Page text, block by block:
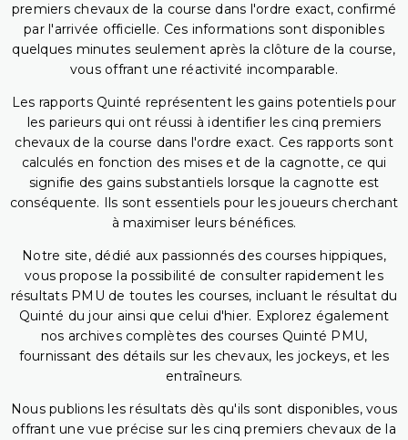
premiers chevaux de la course dans l'ordre exact, confirmé
par l'arrivée officielle. Ces informations sont disponibles
quelques minutes seulement après la clôture de la course,
vous offrant une réactivité incomparable.
Les rapports Quinté représentent les gains potentiels pour
les parieurs qui ont réussi à identifier les cinq premiers
chevaux de la course dans l'ordre exact. Ces rapports sont
calculés en fonction des mises et de la cagnotte, ce qui
signifie des gains substantiels lorsque la cagnotte est
conséquente. Ils sont essentiels pour les joueurs cherchant
à maximiser leurs bénéfices.
Notre site, dédié aux passionnés des courses hippiques,
vous propose la possibilité de consulter rapidement les
résultats PMU de toutes les courses, incluant le résultat du
Quinté du jour ainsi que celui d'hier. Explorez également
nos archives complètes des courses Quinté PMU,
fournissant des détails sur les chevaux, les jockeys, et les
entraîneurs.
Nous publions les résultats dès qu'ils sont disponibles, vous
offrant une vue précise sur les cinq premiers chevaux de la